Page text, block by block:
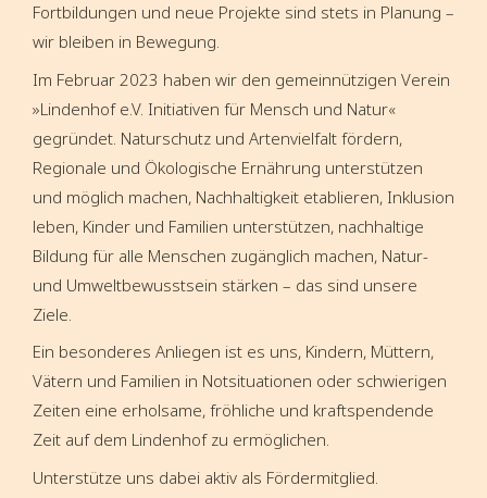
Fortbildungen und neue Projekte sind stets in Planung –
wir bleiben in Bewegung.
Im Februar 2023 haben wir den gemeinnützigen Verein
»Lindenhof e.V. Initiativen für Mensch und Natur«
gegründet. Naturschutz und Artenvielfalt fördern,
Regionale und Ökologische Ernährung unterstützen
und möglich machen, Nachhaltigkeit etablieren, Inklusion
leben, Kinder und Familien unterstützen, nachhaltige
Bildung für alle Menschen zugänglich machen, Natur-
und Umweltbewusstsein stärken – das sind unsere
Ziele.
Ein besonderes Anliegen ist es uns, Kindern, Müttern,
Vätern und Familien in Notsituationen oder schwierigen
Zeiten eine erholsame, fröhliche und kraftspendende
Zeit auf dem Lindenhof zu ermöglichen.
Unterstütze uns dabei aktiv als Fördermitglied.